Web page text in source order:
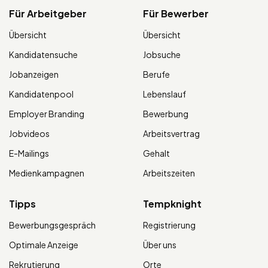
Für Arbeitgeber
Übersicht
Kandidatensuche
Jobanzeigen
Kandidatenpool
Employer Branding
Jobvideos
E-Mailings
Medienkampagnen
Für Bewerber
Übersicht
Jobsuche
Berufe
Lebenslauf
Bewerbung
Arbeitsvertrag
Gehalt
Arbeitszeiten
Tipps
Bewerbungsgespräch
Optimale Anzeige
Rekrutierung
Tempknight
Registrierung
Über uns
Orte